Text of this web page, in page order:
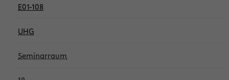
E01-108
UHG
Seminarraum